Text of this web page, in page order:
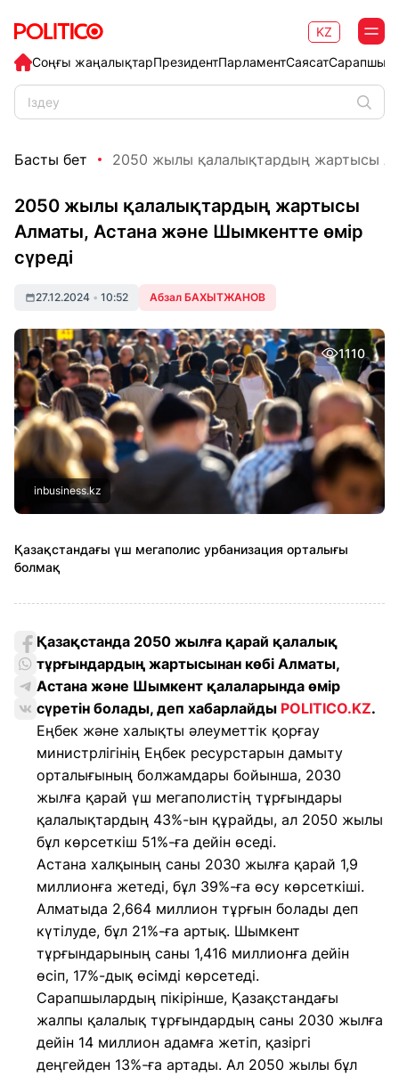
Соңғы жаңалықтарПрезидентПарламентСаясат
KZ
Басты бет 2050 жылы қалалықтардың жартысы
2050 жылы қалалықтардың жартысы
Алматы, Астана және Шымкентте өмір
сүреді
27.12.2024 • 10:52 Абзал БАХЫТЖАНОВ
1110
inbusiness.kz
Қазақстандағы үш мегаполис урбанизация орталығы
болмақ
Қазақстанда 2050 жылға қарай қалалық
тұрғындардың жартысынан көбі Алматы,
Астана және Шымкент қалаларында өмір
сүретін болады, деп хабарлайды POLITICO.KZ.
Еңбек және халықты әлеуметтік қорғау
министрлігінің Еңбек ресурстарын дамыту
орталығының болжамдары бойынша, 2030
жылға қарай үш мегаполистің тұрғындары
қалалықтардың 43%-ын құрайды, ал 2050 жылы
бұл көрсеткіш 51%-ға дейін өседі.
Астана халқының саны 2030 жылға қарай 1,9
миллионға жетеді, бұл 39%-ға өсу көрсеткіші.
Алматыда 2,664 миллион тұрғын болады деп
күтілуде, бұл 21%-ға артық. Шымкент
тұрғындарының саны 1,416 миллионға дейін
өсіп, 17%-дық өсімді көрсетеді.
Сарапшылардың пікірінше, Қазақстандағы
жалпы қалалық тұрғындардың саны 2030 жылға
дейін 14 миллион адамға жетіп, қазіргі
деңгейден 13%-ға артады. Ал 2050 жылы бұл